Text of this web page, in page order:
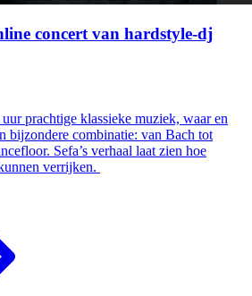
concert van hardstyle-dj
prachtige klassieke muziek, waar en
bijzondere combinatie: van Bach tot
Sefa’s verhaal laat zien hoe
verrijken.